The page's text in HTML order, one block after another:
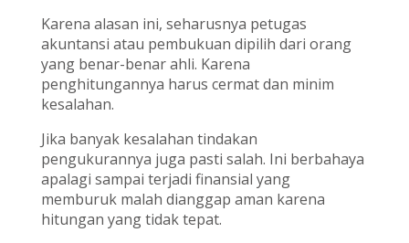
Karena alasan ini, seharusnya petugas
akuntansi atau pembukuan dipilih dari orang
yang benar-benar ahli. Karena
penghitungannya harus cermat dan minim
kesalahan.
Jika banyak kesalahan tindakan
pengukurannya juga pasti salah. Ini berbahaya
apalagi sampai terjadi finansial yang
memburuk malah dianggap aman karena
hitungan yang tidak tepat.